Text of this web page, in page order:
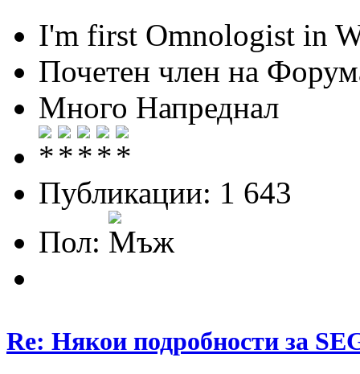
I'm first Omnologist in
Почетен член на
Много Напреднал
Публикации: 1 643
Пол:
Re: Някои подробности за